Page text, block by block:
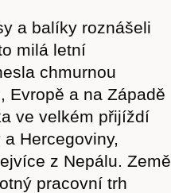
a balíky roznášeli
milá letní
chmurnou
Evropě a na Západě
ve velkém přijíždí
Hercegoviny,
z Nepálu. Země
pracovní trh